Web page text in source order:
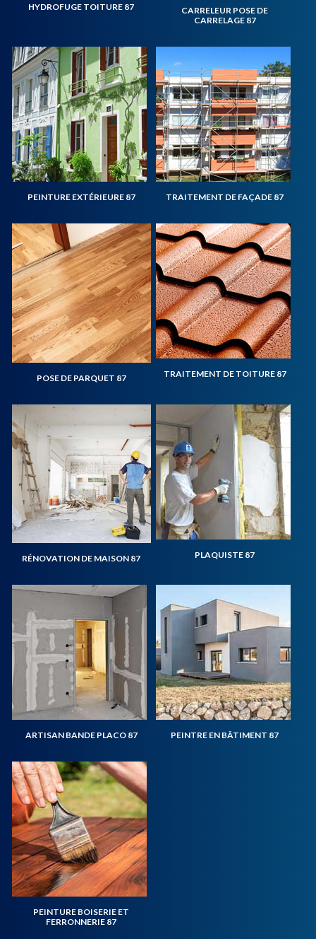
HYDROFUGE TOITURE 87
CARRELEUR POSE DE
CARRELAGE 87
PEINTURE EXTÉRIEURE 87 TRAITEMENT DE FAÇADE 87
POSE DE PARQUET 87 TRAITEMENT DE TOITURE 87
RÉNOVATION DE MAISON 87 PLAQUISTE 87
ARTISAN BANDE PLACO 87 PEINTRE EN BÂTIMENT 87
PEINTURE BOISERIE ET
FERRONNERIE 87